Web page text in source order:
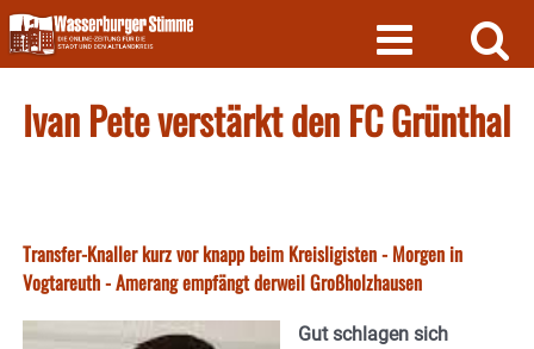
Skip
to
content
Ivan Pete verstärkt den FC Grünthal
Transfer-Knaller kurz vor knapp beim Kreisligisten - Morgen in
Vogtareuth - Amerang empfängt derweil Großholzhausen
Gut schlagen sich